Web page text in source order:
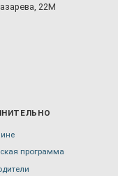
22М
программа